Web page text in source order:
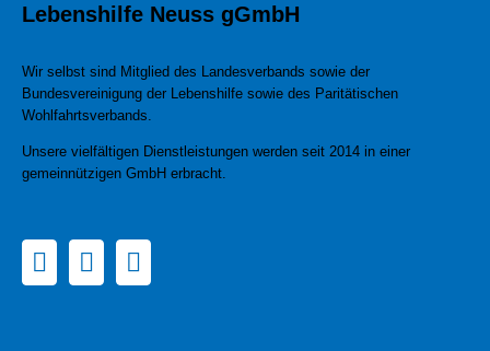
Lebenshilfe Neuss gGmbH
Wir selbst sind Mitglied des Landesverbands sowie der
Bundesvereinigung der Lebenshilfe sowie des Paritätischen
Wohlfahrtsverbands.
Unsere vielfältigen Dienstleistungen werden seit 2014 in einer
gemeinnützigen GmbH erbracht.